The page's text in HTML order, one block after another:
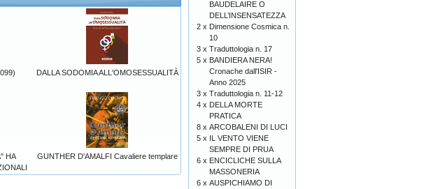
DALLA SODOMIA ALL'OMOSESSUALITÀ
HA
GUNTHER D'AMALFI Cavaliere templare
BAUDELAIRE O
DELL’INSENSATEZZA
2 x Dimensione Cosmica n.
10
3 x Traduttologia n. 17
5 x BANDIERA NERA!
Cronache dall'ISIR -
Anno 2025
3 x Traduttologia n. 11-12
4 x DELLA MORTE
PRATICA
8 x ARCOBALENI DI LUCI
5 x IL VENTO VIENE
SEMPRE DI PRUA
6 x ENCICLICHE SULLA
MASSONERIA
6 x AUSPICHIAMO DI